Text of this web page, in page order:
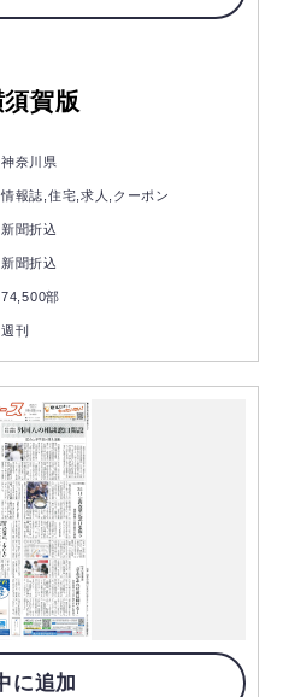
賀版
神奈川県
情報誌,住宅,求人,クーポン
新聞折込
新聞折込
74,500部
週刊
に追加